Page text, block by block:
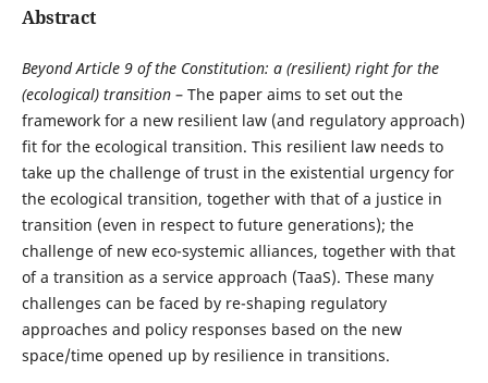
Abstract
Beyond Article 9 of the Constitution: a (resilient) right for the
(ecological) transition– The paper aims to set out the
framework for a new resilient law (and regulatory approach)
fit for the ecological transition. This resilient law needs to
take up the challenge of trust in the existential urgency for
the ecological transition, together with that of a justice in
transition (even in respect to future generations); the
challenge of new eco-systemic alliances, together with that
of a transition as a service approach (TaaS). These many
challenges can be faced by re-shaping regulatory
approaches and policy responses based on the new
space/time opened up by resilience in transitions.